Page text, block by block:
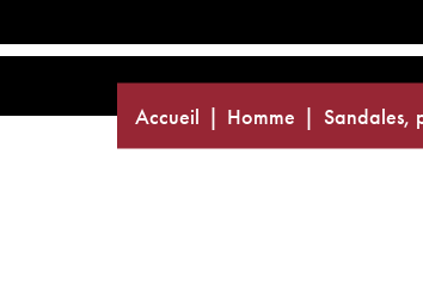
Accueil Homme Sandales,